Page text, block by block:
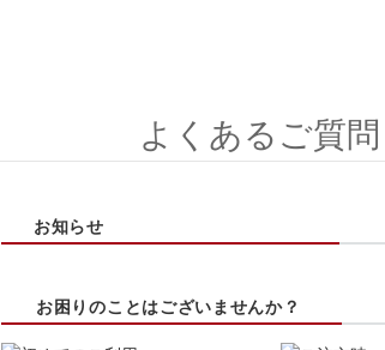
よくあるご質問
お知らせ
お困りのことはございませんか？